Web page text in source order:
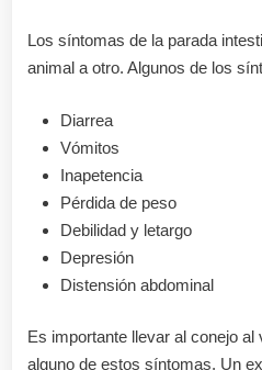
Los síntomas de la parada
animal a otro. Algunos de los
Diarrea
Vómitos
Inapetencia
Pérdida de peso
Debilidad y letargo
Depresión
Distensión abdominal
Es importante llevar al conejo al
alguno de estos síntomas. Un